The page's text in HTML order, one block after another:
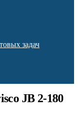
задач
JB 2-180